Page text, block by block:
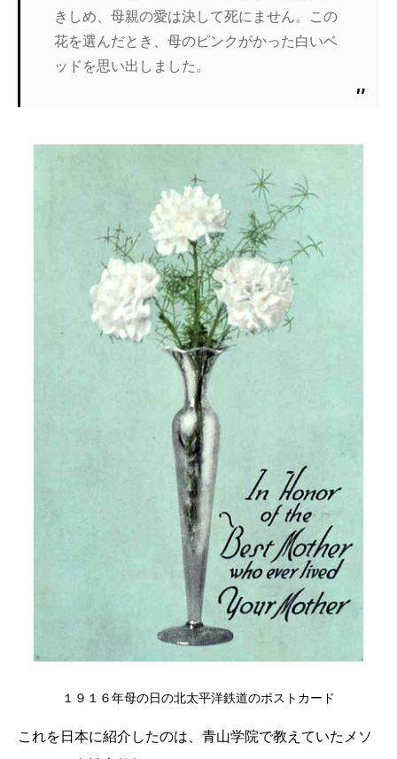
きしめ、母親の愛は決して死にません。この
花を選んだとき、母のピンクがかった白いベ
ッドを思い出しました。
１９１６年母の日の北太平洋鉄道のポストカード
これを日本に紹介したのは、青山学院で教えていたメソ